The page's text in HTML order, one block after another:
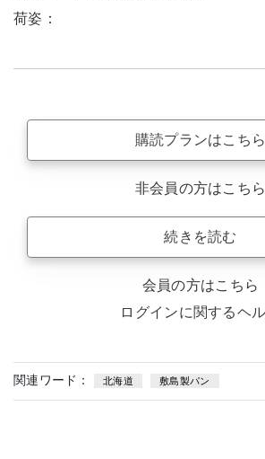
荷姿：
購読プランはこちら
非会員の方はこちら
続きを読む
会員の方はこちら
ログインに関するヘ
関連ワード： 北海道 敷島製パン